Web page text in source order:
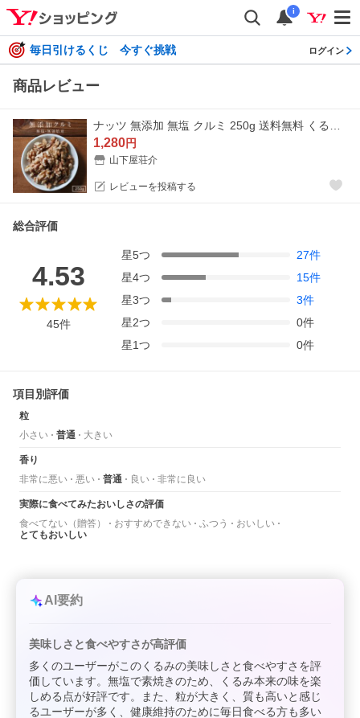
i
毎日引けるくじ 今すぐ挑戦 ログイン
商品レビュー
1,280円
山下屋荘介
レビューを投稿する
総合評価
4.53
45件
星5つ 27件
星4つ 15件
星3つ 3件
星2つ 0件
星1つ 0件
項目別評価
粒
小さい
普通 大きい
香り
非常に悪い
悪い 普通 良い 非常に良い
実際に食べてみたおいしさの評価
食べてない（贈答）
おすすめできない ふつう
おいしい
とてもおいしい
AI要約
美味しさと食べやすさが高評価
多くのユーザーがこのくるみの美味しさと食べやすさを評
価しています。無塩で素焼きのため、くるみ本来の味を楽
しめる点が好評です。また、粒が大きく、質も高いと感じ
るユーザーが多く、健康維持のために毎日食べる方も多い